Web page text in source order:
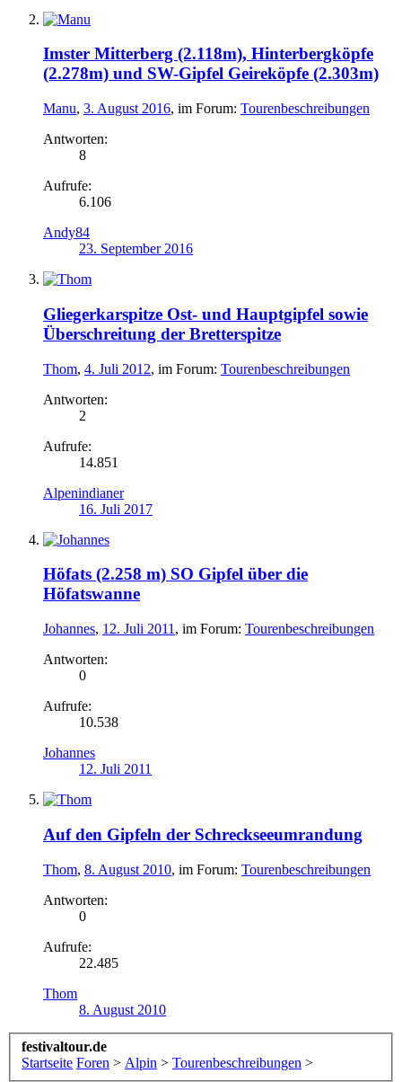
Imster Mitterberg (2.118m), Hinterbergköpfe
(2.278m) und SW-Gipfel Geireköpfe (2.303m)
Manu, 3. August 2016, im Forum: Tourenbeschreibungen
Antworten:
8
Aufrufe:
6.106
Andy84
23. September 2016
Gliegerkarspitze Ost- und Hauptgipfel sowie
Überschreitung der Bretterspitze
Thom, 4. Juli 2012, im Forum: Tourenbeschreibungen
Antworten:
2
Aufrufe:
14.851
Alpenindianer
16. Juli 2017
Höfats (2.258 m) SO Gipfel über die
Höfatswanne
Johannes, 12. Juli 2011 , im Forum: Tourenbeschreibungen
Antworten:
0
Aufrufe:
10.538
Johannes
12. Juli 2011
Auf den Gipfeln der Schreckseeumrandung
Thom, 8. August 2010, im Forum: Tourenbeschreibungen
Antworten:
0
Aufrufe:
22.485
Thom
8. August 2010
festivaltour.de
Startseite Foren > Alpin > Tourenbeschreibungen >